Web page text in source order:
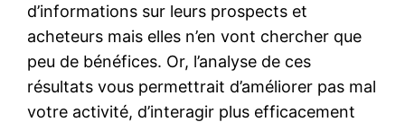
d’informations sur leurs prospects et
acheteurs mais elles n’en vont chercher que
peu de bénéfices. Or, l’analyse de ces
résultats vous permettrait d’améliorer pas mal
votre activité, d’interagir plus efficacement